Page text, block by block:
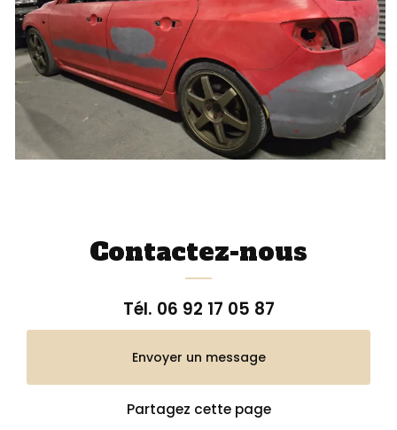
Contactez-nous
Tél. 06 92 17 05 87
Envoyer un message
Partagez cette page